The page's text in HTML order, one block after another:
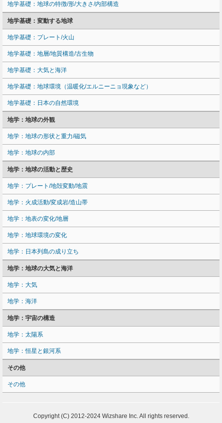
地学基礎：地球の特徴/形/大きさ/内部構造
地学基礎：変動する地球
地学基礎：プレート/火山
地学基礎：地層/地質構造/古生物
地学基礎：大気と海洋
地学基礎：地球環境（温暖化/エルニーニョ現象など）
地学基礎：日本の自然環境
地学：地球の外観
地学：地球の形状と重力/磁気
地学：地球の内部
地学：地球の活動と歴史
地学：プレート/地殻変動/地震
地学：火成活動/変成岩/造山帯
地学：地表の変化/地層
地学：地球環境の変化
地学：日本列島の成り立ち
地学：地球の大気と海洋
地学：大気
地学：海洋
地学：宇宙の構造
地学：太陽系
地学：恒星と銀河系
その他
その他
Copyright (C) 2012-2024 Wizshare Inc. All rights reserved.